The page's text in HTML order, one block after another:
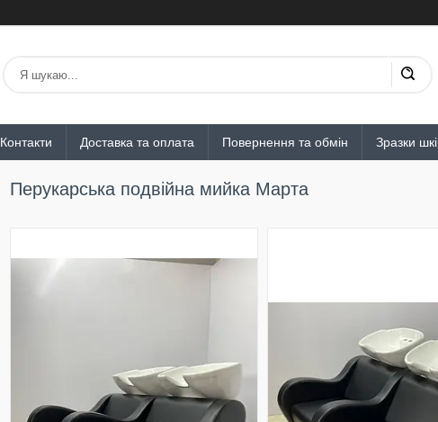
Контакти Доставка та оплата Повернення та обмін Зразки
Перукарська подвійна мийка Марта